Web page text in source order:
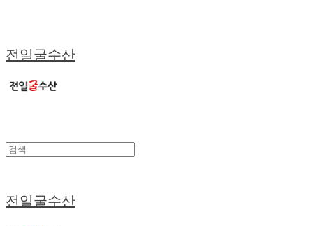
전일굴수산
전일굴수산